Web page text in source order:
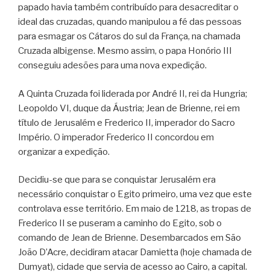
papado havia também contribuído para desacreditar o
ideal das cruzadas, quando manipulou a fé das pessoas
para esmagar os Cátaros do sul da França, na chamada
Cruzada albigense. Mesmo assim, o papa Honório III
conseguiu adesões para uma nova expedição.
A Quinta Cruzada foi liderada por André II, rei da Hungria;
Leopoldo VI, duque da Áustria; Jean de Brienne, rei em
título de Jerusalém e Frederico II, imperador do Sacro
Império. O imperador Frederico II concordou em
organizar a expedição.
Decidiu-se que para se conquistar Jerusalém era
necessário conquistar o Egito primeiro, uma vez que este
controlava esse território. Em maio de 1218, as tropas de
Frederico II se puseram a caminho do Egito, sob o
comando de Jean de Brienne. Desembarcados em São
João D’Acre, decidiram atacar Damietta (hoje chamada de
Dumyat), cidade que servia de acesso ao Cairo, a capital.